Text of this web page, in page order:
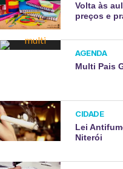
Volta às
preços e
AGENDA
Multi Pais
CIDADE
Lei
Niterói